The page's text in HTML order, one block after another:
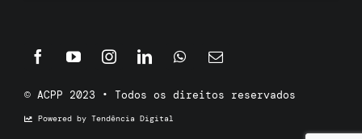
© ACPP 2023 • Todos os direitos reservados
Powered by Tendência Digital